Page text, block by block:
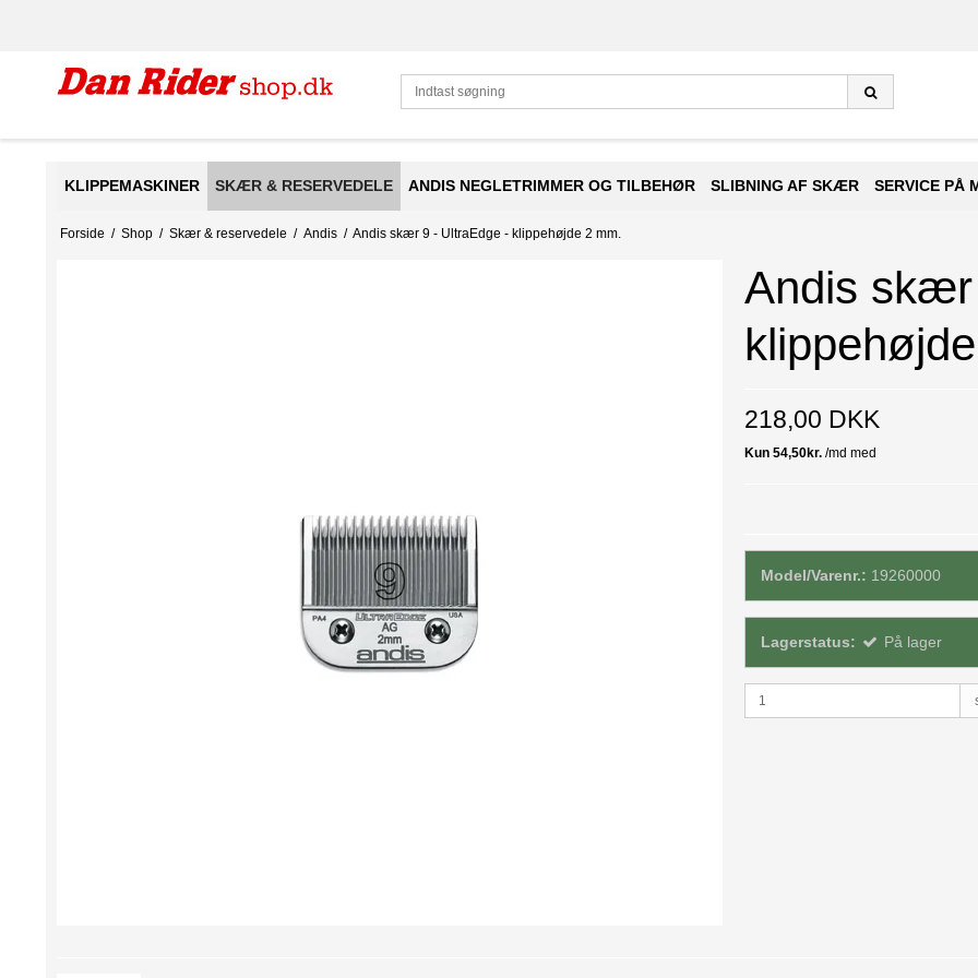
KLIPPEMASKINER SKÆR & RESERVEDELE ANDIS NEGLETRIMMER OG TILBEHØR SLIBNING AF SKÆR SERVICE PÅ
Forside / Shop / Skær & reservedele / Andis / Andis skær 9 - UltraEdge - klippehøjde 2 mm.
Andis
218,00 DKK
Model/Varenr.: 19260000
Lagerstatus: På lager